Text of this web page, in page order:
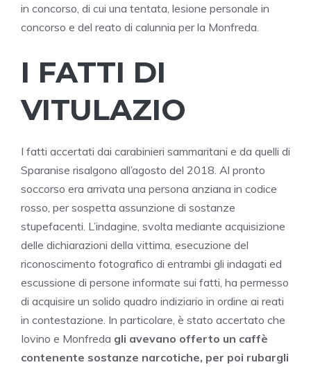
in concorso, di cui una tentata, lesione personale in
concorso e del reato di calunnia per la Monfreda.
I FATTI DI
VITULAZIO
I fatti accertati dai carabinieri sammaritani e da quelli di
Sparanise risalgono all’agosto del 2018. Al pronto
soccorso era arrivata una persona anziana in codice
rosso, per sospetta assunzione di sostanze
stupefacenti. L’indagine, svolta mediante acquisizione
delle dichiarazioni della vittima, esecuzione del
riconoscimento fotografico di entrambi gli indagati ed
escussione di persone informate sui fatti, ha permesso
di acquisire un solido quadro indiziario in ordine ai reati
in contestazione. In particolare, è stato accertato che
Iovino e Monfreda gli avevano offerto un caffè
contenente sostanze narcotiche, per poi rubargli